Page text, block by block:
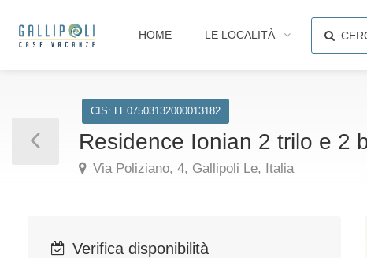
HOME LE LOCALITÀ
CIS: LE07503132000013182
Residence Ionian 2 trilo e 2
Via Poliziano, 4, Gallipoli Le, Italia
Verifica disponibilità